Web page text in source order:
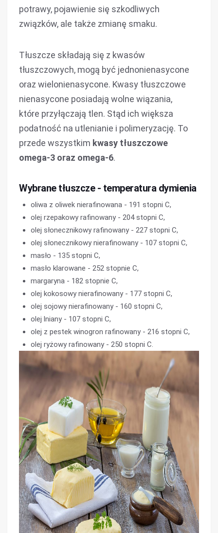
potrawy, pojawienie się szkodliwych
związków, ale także zmianę smaku.
Tłuszcze składają się z kwasów
tłuszczowych, mogą być jednonienasycone
oraz wielonienasycone. Kwasy tłuszczowe
nienasycone posiadają wolne wiązania,
które przyłączają tlen. Stąd ich większa
podatność na utlenianie i polimeryzację. To
przede wszystkim kwasy tłuszczowe
omega-3 oraz omega-6.
Wybrane tłuszcze - temperatura dymienia
oliwa z oliwek nierafinowana - 191 stopni C,
olej rzepakowy rafinowany - 204 stopni C,
olej słonecznikowy rafinowany - 227 stopni C,
olej słonecznikowy nierafinowany - 107 stopni C,
masło - 135 stopni C,
masło klarowane - 252 stopnie C,
margaryna - 182 stopnie C,
olej kokosowy nierafinowany - 177 stopni C,
olej sojowy nierafinowany - 160 stopni C,
olej lniany - 107 stopni C,
olej z pestek winogron rafinowany - 216 stopni C,
olej ryżowy rafinowany - 250 stopni C.